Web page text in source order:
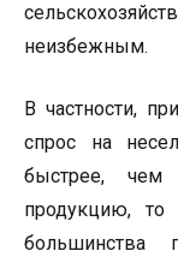
неизбежным.
В частности,
спрос на
быстрее, чем
продукцию, то
большинства